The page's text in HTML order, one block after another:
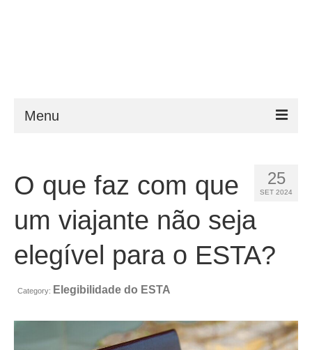
Menu
Requisitos
Ajuda
Notícias
25
SET 2024
O que faz com que
um viajante não seja
elegível para o ESTA?
Category: Elegibilidade do ESTA